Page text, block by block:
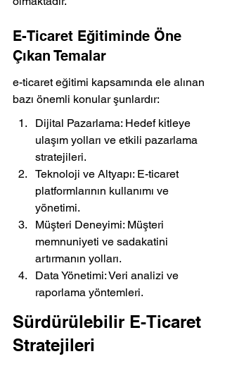
E-Ticaret Eğitiminde Öne
Çıkan Temalar
e-ticaret eğitimi kapsamında ele alınan
bazı önemli konular şunlardır:
Dijital Pazarlama: Hedef kitleye
ulaşım yolları ve etkili pazarlama
stratejileri.
Teknoloji ve Altyapı: E-ticaret
platformlarının kullanımı ve
yönetimi.
Müşteri Deneyimi: Müşteri
memnuniyeti ve sadakatini
artırmanın yolları.
Data Yönetimi: Veri analizi ve
raporlama yöntemleri.
Sürdürülebilir E-Ticaret
Stratejileri